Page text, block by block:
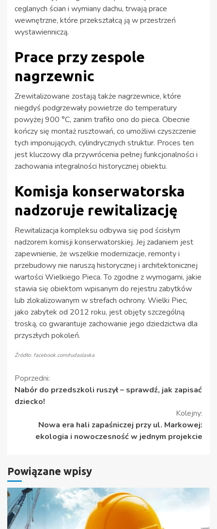
ceglanych ścian i wymiany dachu, trwają prace
wewnętrzne, które przekształcą ją w przestrzeń
wystawienniczą.
Prace przy zespole
nagrzewnic
Zrewitalizowane zostają także nagrzewnice, które
niegdyś podgrzewały powietrze do temperatury
powyżej 900 °C, zanim trafiło ono do pieca. Obecnie
kończy się montaż rusztowań, co umożliwi czyszczenie
tych imponujących, cylindrycznych struktur. Proces ten
jest kluczowy dla przywrócenia pełnej funkcjonalności i
zachowania integralności historycznej obiektu.
Komisja konserwatorska
nadzoruje rewitalizację
Rewitalizacja kompleksu odbywa się pod ścisłym
nadzorem komisji konserwatorskiej. Jej zadaniem jest
zapewnienie, że wszelkie modernizacje, remonty i
przebudowy nie naruszą historycznej i architektonicznej
wartości Wielkiego Pieca. To zgodne z wymogami, jakie
stawia się obiektom wpisanym do rejestru zabytków
lub zlokalizowanym w strefach ochrony. Wielki Piec,
jako zabytek od 2012 roku, jest objęty szczególną
troską, co gwarantuje zachowanie jego dziedzictwa dla
przyszłych pokoleń.
Źródło: facebook.com/rudaslaska
Kontynuuj
czytanie
Poprzedni:
Nabór do przedszkoli ruszył – sprawdź, jak zapisać
dziecko!
Kolejny:
Nowa era hali zapaśniczej przy ul. Markowej:
ekologia i nowoczesność w jednym projekcie
Powiązane wpisy